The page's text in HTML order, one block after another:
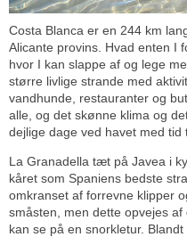
Costa Blanca er en 244 km
Alicante provins. Hvad enten I
hvor I kan slappe af og lege
større livlige strande med
vandhunde, restauranter og
alle, og det skønne klima og
dejlige dage ved havet med tid
La Granadella tæt på Javea i
kåret som Spaniens bedste
omkranset af forrevne klipper
småsten, men dette opvejes
kan se på en snorkletur.